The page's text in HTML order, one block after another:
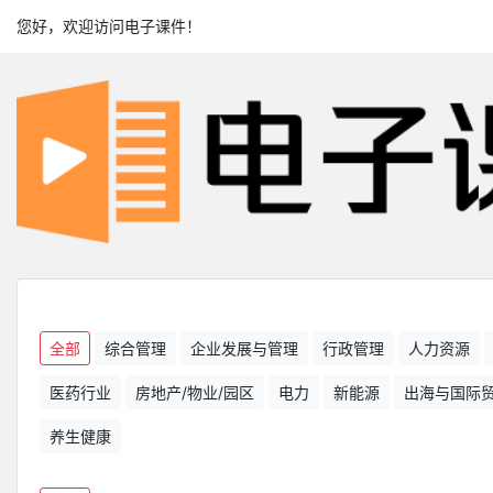
您好，欢迎访问电子课件！
全部 综合管理 企业发展与管理 行政管理 人力资源
医药行业 房地产/物业/园区 电力 新能源 出海与国际
养生健康